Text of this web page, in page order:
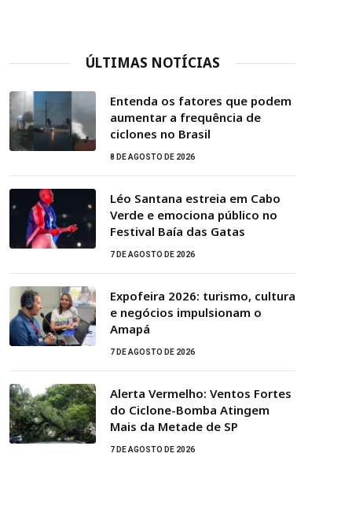
ÚLTIMAS NOTÍCIAS
Entenda os fatores que podem
aumentar a frequência de
ciclones no Brasil
8 DE AGOSTO DE 2026
Léo Santana estreia em Cabo
Verde e emociona público no
Festival Baía das Gatas
7 DE AGOSTO DE 2026
Expofeira 2026: turismo, cultura
e negócios impulsionam o
Amapá
7 DE AGOSTO DE 2026
Alerta Vermelho: Ventos Fortes
do Ciclone-Bomba Atingem
Mais da Metade de SP
7 DE AGOSTO DE 2026